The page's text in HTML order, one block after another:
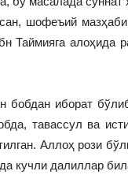
шофеъий
Таймияга алоҳида
бобдан иборат
тавассул ва
Аллоҳ рози
кучли далиллар